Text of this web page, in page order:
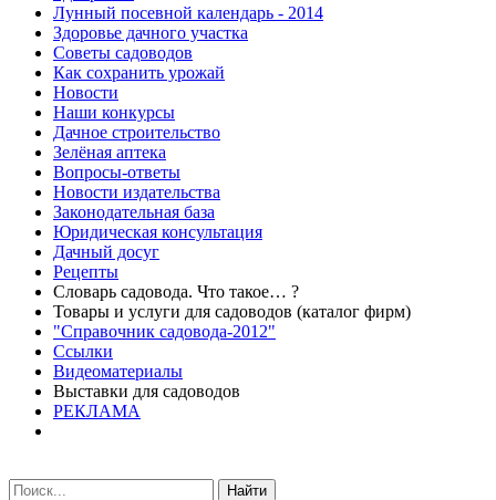
Лунный посевной календарь - 2014
Здоровье дачного участка
Советы садоводов
Как сохранить урожай
Новости
Наши конкурсы
Дачное строительство
Зелёная аптека
Вопросы-ответы
Новости издательства
Законодательная база
Юридическая консультация
Дачный досуг
Рецепты
Словарь садовода. Что такое… ?
Товары и услуги для садоводов (каталог фирм)
"Справочник садовода-2012"
Ссылки
Видеоматериалы
Выставки для садоводов
РЕКЛАМА
Найти